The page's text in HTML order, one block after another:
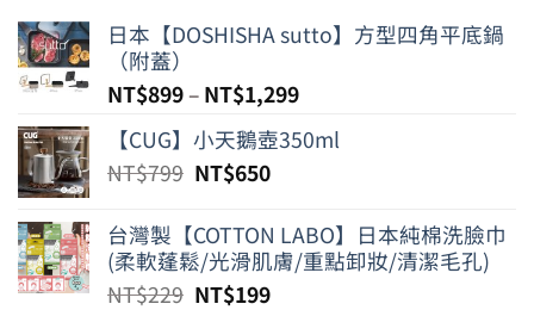
日本【DOSHISHA sutto】方型四角平底鍋
（附蓋）
NT$899– NT$1,299
【CUG】小天鵝壺350ml
NT$799 原
價
格：
NT$799。
NT$650目
價
格：
NT$650。
台灣製【COTTON LABO】日本純棉洗臉巾
(柔軟蓬鬆/光滑肌膚/重點卸妝/清潔毛孔)
NT$229 原
NT$199目